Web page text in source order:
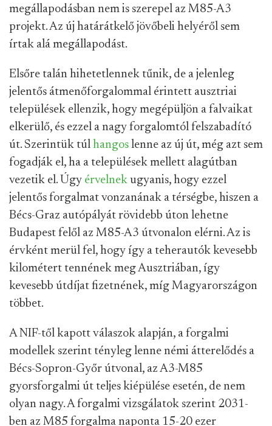
megállapodásban nem is szerepel az M85-A3
projekt. Az új határátkelő jövőbeli helyéről sem
írtak alá megállapodást.
Elsőre talán hihetetlennek tűnik, de a jelenleg
jelentős átmenőforgalommal érintett ausztriai
települések ellenzik, hogy megépüljön a falvaikat
elkerülő, és ezzel a nagy forgalomtól felszabadító
út. Szerintük túl hangos lenne az új út, még azt sem
fogadják el, ha a települések mellett alagútban
vezetik el. Úgy érvelnek ugyanis, hogy ezzel
jelentős forgalmat vonzanának a térségbe, hiszen a
Bécs-Graz autópályát rövidebb úton lehetne
Budapest felől az M85-A3 útvonalon elérni. Az is
érvként merül fel, hogy így a teherautók kevesebb
kilométert tennének meg Ausztriában, így
kevesebb útdíjat fizetnének, míg Magyarországon
többet.
A NIF-től kapott válaszok alapján, a forgalmi
modellek szerint tényleg lenne némi átterelődés a
Bécs-Sopron-Győr útvonal, az A3-M85
gyorsforgalmi út teljes kiépülése esetén, de nem
olyan nagy. A forgalmi vizsgálatok szerint 2031-
ben az M85 forgalma naponta 15-20 ezer